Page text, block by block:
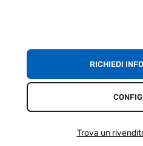
RICHIEDI
Trova un